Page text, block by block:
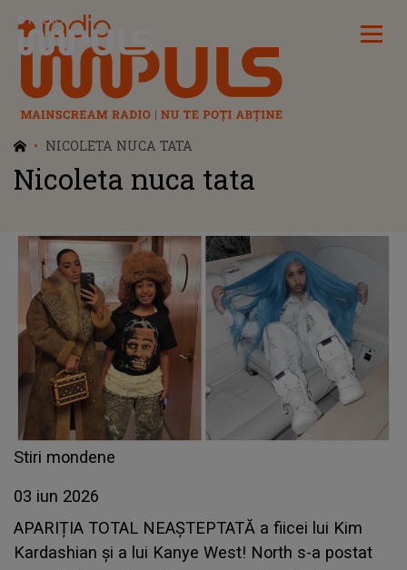
Radio Impuls
NICOLETA NUCA TATA
Nicoleta nuca tata
Stiri mondene
03 iun 2026
APARIȚIA TOTAL NEAȘTEPTATĂ a fiicei lui Kim
Kardashian și a lui Kanye West! North s-a postat